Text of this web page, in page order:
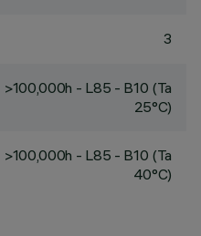
3
>100,000h - L85 - B10 (Ta
25°C)
>100,000h - L85 - B10 (Ta
40°C)